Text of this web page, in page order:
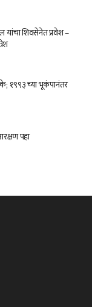
यांचा शिवसेनेत प्रवेश –
१९९३ च्या भूकंपानंतर
पहा